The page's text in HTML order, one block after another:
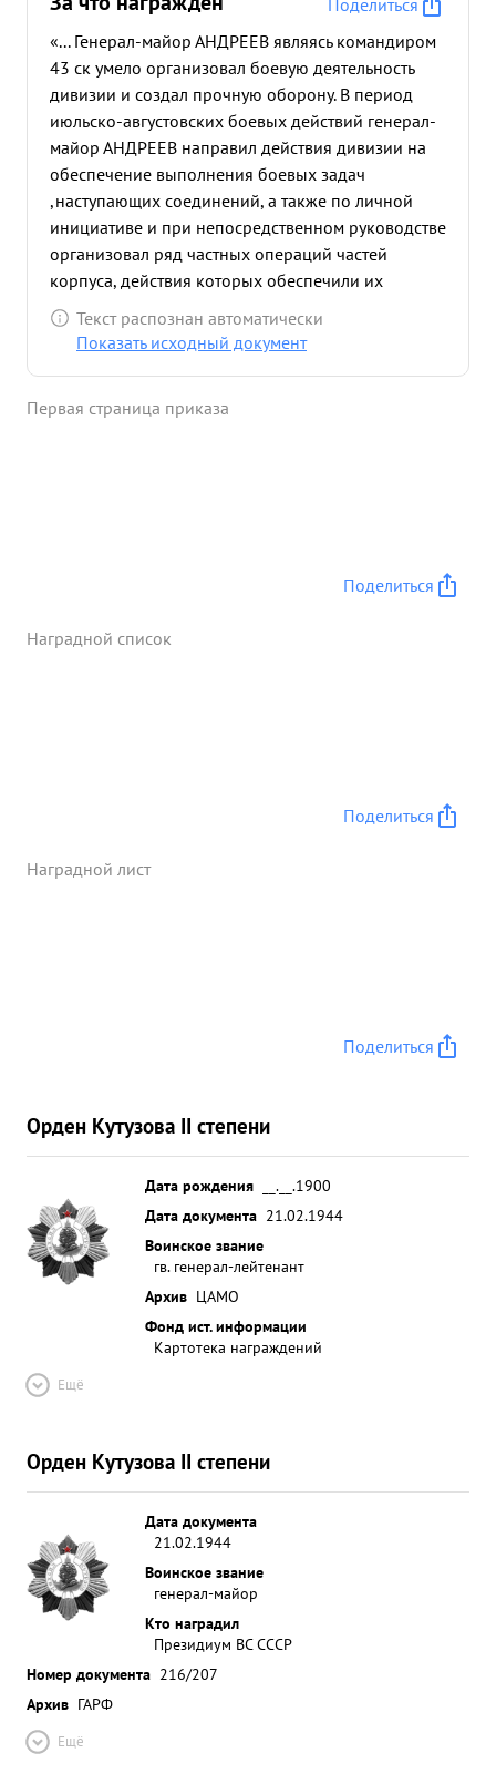
Поделиться
«... Генерал-майор АНДРЕЕВ являясь командиром
43 ск умело организовал боевую деятельность
дивизии и создал прочную оборону. В период
июльско-августовских боевых действий генерал-
майор АНДРЕЕВ направил действия дивизии на
обеспечение выполнения боевых задач
,наступающих соединений, а также по личной
инициативе и при непосредственном руководстве
организовал ряд частных операций частей
корпуса, действия которых обеспечили их
выполнение и дивизии улучшили свои позиции.
Генерал-майор АНДРЕЕВ систематически и
постоянное знание группировки противника
Текст распознан автоматически
Показать исходный документ
Первая страница приказа
Поделиться
Наградной список
Поделиться
Наградной лист
Поделиться
Орден Кутузова II степени
Дата рождения
__.__.1900
Дата документа 21.02.1944
Воинское звание
гв. генерал-лейтенант
Архив ЦАМО
Фонд ист. информации
Картотека награждений
Ещё
Орден Кутузова II степени
Дата документа
21.02.1944
Воинское звание
генерал-майор
Кто наградил
Президиум ВС СССР
Номер документа 216/207
Архив ГАРФ
Ещё